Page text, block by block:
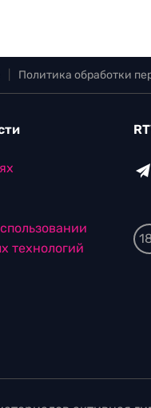
Политика обработки
технологий